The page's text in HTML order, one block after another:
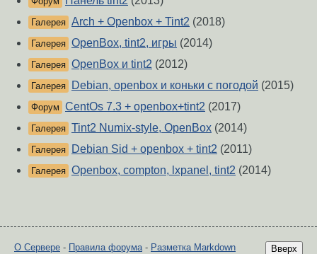
Галерея Arch + Openbox + Tint2 (2018)
Галерея OpenBox, tint2, игры (2014)
Галерея OpenBox и tint2 (2012)
Галерея Debian, openbox и коньки с погодой (2015)
Форум CentOs 7.3 + openbox+tint2 (2017)
Галерея Tint2 Numix-style, OpenBox (2014)
Галерея Debian Sid + openbox + tint2 (2011)
Галерея Openbox, compton, lxpanel, tint2 (2014)
Вверх
О Сервере - Правила форума- Разметка Markdown